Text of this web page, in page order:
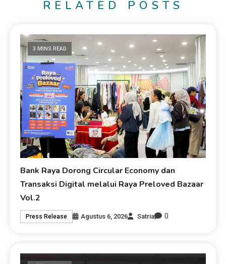
RELATED POSTS
3 MINS READ
Bank Raya Dorong Circular Economy dan
Transaksi Digital melalui Raya Preloved Bazaar
Vol.2
Press Release Agustus 6, 2026 Satria 0